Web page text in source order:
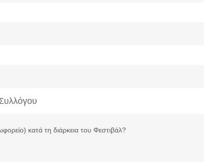
κατά τη διάρκεια του Φεστιβάλ?